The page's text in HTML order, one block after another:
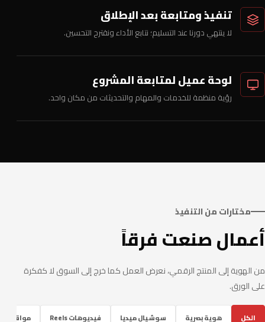
تنفيذ ومتابعة بعد الإطلاق
لا ينتهي دورنا عند التسليم؛ نتابع الأداء ونقترح التحسين.
لوحة عميل لمتابعة المشروع
رؤية منظمة للخدمات والمهام والتحديثات من مكان واحد.
مختارات من التنفيذ
أعمال صنعت فرقاً
من الهوية إلى المنتج الرقمي، نعرض العمل كما خرج إلى السوق لا كفكرة
على الورق.
الكل هوية بصرية سوشيال ميديا فيديوهات Reels مواقع